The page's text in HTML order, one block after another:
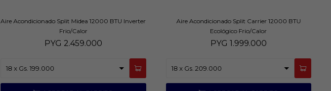
Aire Acondicionado Split Midea 12000 BTU Inverter
Frio/Calor
PYG 2.459.000
Aire Acondicionado Split Carrier 12000 BTU
Ecológico Frio/Calor
PYG 1.999.000